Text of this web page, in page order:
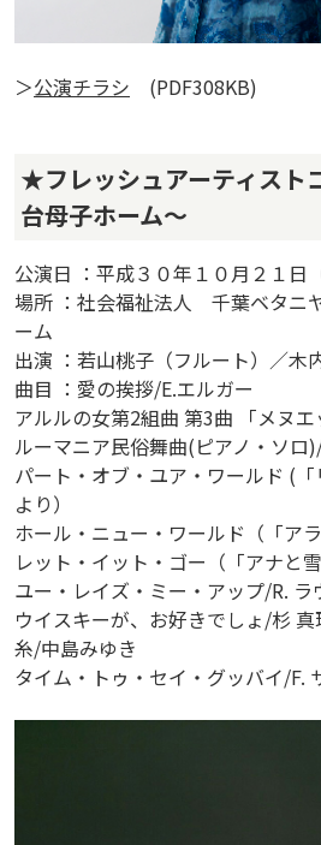
＞公演チラシ (PDF308KB)
★フレッシュアーティスト
台母子ホーム～
公演日 ：平成３０年１０月２１日（
場所 ：社会福祉法人 千葉ベタニ
ーム
出演 ：若山桃子（フルート）／木
曲目 ：愛の挨拶/E.エルガー
アルルの女第2組曲 第3曲 「メヌ
ルーマニア民俗舞曲(ピアノ・ソロ
パート・オブ・ユア・ワールド (「
より）
ホール・ニュー・ワールド（「アラ
レット・イット・ゴー（「アナと
ユー・レイズ・ミー・アップ/R. ラ
ウイスキーが、お好きでしょ/杉 真
糸/中島みゆき
タイム・トゥ・セイ・グッバイ/F.